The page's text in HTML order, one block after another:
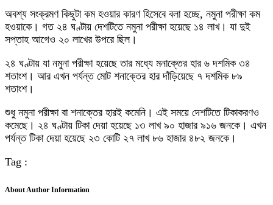
অবশ্য সংক্রমণ কিছুটা কম হওয়ার কারণ হিসেবে বলা হচ্ছে, নমুনা পরীক্ষা কম
হওয়াকে। গত ২৪ ঘণ্টায় দেশটিতে নমুনা পরীক্ষা হয়েছে ১৪ লাখ। যা দুই
সপ্তাহ আগেও ২০ লাখের উপরে ছিল।
২৪ ঘণ্টায় যা নমুনা পরীক্ষা হয়েছে তার মধ্যে মনাক্তের হার ৬ দশমিক ৩৪
শতাংশ। আর এখন পর্যন্ত মোট শনাক্তের হার দাঁড়িয়েছে ৭ দশমিক ৮৯
শতাংশ।
শুধু নমুনা পরীক্ষা বা শনাক্তের হারই কমেনি। এই সময়ে দেশটিতে টিকাকরণও
কমেছে। ২৪ ঘণ্টায় টিকা দেয়া হয়েছে ১৩ লাখ ৯০ হাজার ৯১৬ জনকে। এখন
পর্যন্ত টিকা দেয়া হয়েছে ২৩ কোটি ২৭ লাখ ৮৬ হাজার ৪৮২ জনকে।
Tag :
About Author Information